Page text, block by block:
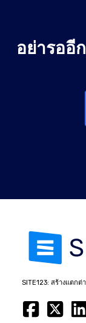
อย่ารออี
SITE123: สร้างแตกต่